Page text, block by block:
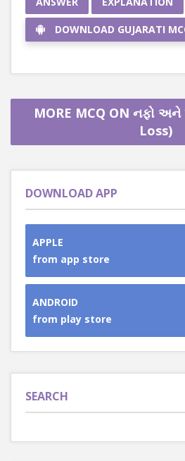
DOWNLOAD GUJARATI
MORE MCQ ON નફો
Loss)
DOWNLOAD APP
APPLE
from app store
ANDROID
from play store
SEARCH